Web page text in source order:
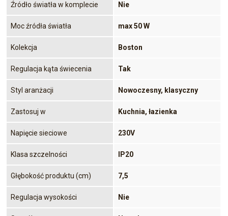
Źródło światła w komplecie Nie
Moc źródła światła max 50 W
Kolekcja Boston
Regulacja kąta świecenia Tak
Styl aranżacji Nowoczesny, klasyczny
Zastosuj w Kuchnia, łazienka
Napięcie sieciowe 230V
Klasa szczelności IP20
Głębokość produktu (cm) 7,5
Regulacja wysokości Nie